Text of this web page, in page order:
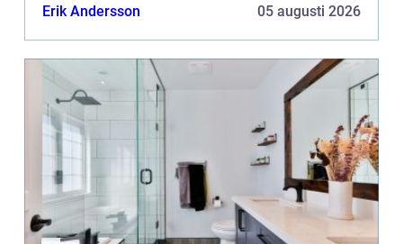
Erik Andersson
05 augusti 2026